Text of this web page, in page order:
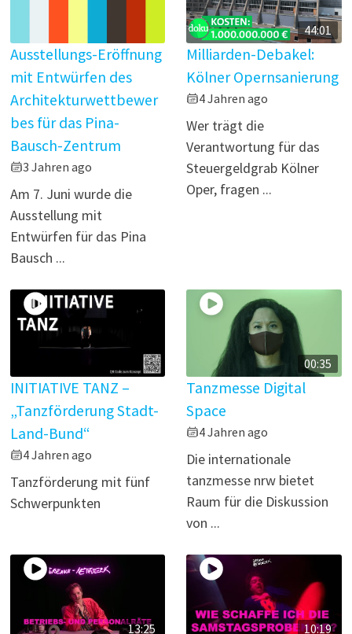
Ausstellungs-Eröffnung
mit Entwürfen des
Architekturwettbewer
bes für das Pina-
Bausch-Zentrum
3 Jahren ago
Am 7. Juni wurde die
Ausstellung mit
Entwürfen für das Pina
Bausch ...
44:01
Milliarden-Debakel:
Kölner Opernsanierung
4 Jahren ago
Wer trägt die
Verantwortung für das
Steuergeldgrab Kölner
Oper, fragen ...
INITIATIVE TANZ –
„Tanzförderung Stadt-
Land-Bund“
4 Jahren ago
Tanzförderung mit fünf
Schwerpunkten
00:35
Tanzmesse Digital
Space
4 Jahren ago
Die internationale
tanzmesse nrw bietet
Raum für die Diskussion
von ...
13:25 10:19